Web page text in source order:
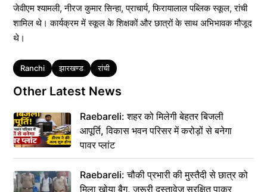
जेवीएम श्यामली, नीरज कुमार सिन्हा, प्राचार्य, फिरायालाल पब्लिक स्कूल, रांची
शामिल थे। कार्यक्रम में स्कूल के शिक्षकों और छात्रों के साथ अभिभावक मौजूद
थे।
Tags
Ranchi झारखण्ड रांची
Other Latest News
Raebareli: शहर को मिलेगी बेहतर बिजली
आपूर्ति, विकास भवन परिसर में करोड़ों से बनेगा
पावर प्लांट
Raebareli: चौकी प्रभारी की मुस्तैदी से छात्र को
मिला खोया बैग, जरूरी दस्तावेज सुरक्षित पाकर